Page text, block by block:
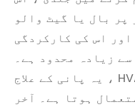
پر بال یا گیٹ والو
اس کی کارکردگی
زیادہ محدود ہے۔
یہ پانی کے علاج ، HVAC ، اور فائر پروٹیکشن
ہوتا ہے۔ آخر